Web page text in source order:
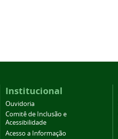
Institucional
Ouvidoria
Comitê de Inclusão e
Acessibilidade
Acesso a Informação